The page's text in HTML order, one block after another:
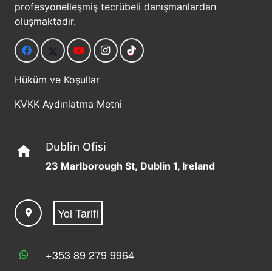
profesyonelleşmiş tecrübeli danışmanlardan
oluşmaktadır.
Hüküm ve Koşullar
KVKK Aydınlatma Metni
home Dublin Ofisi
23 Marlborough St, Dublin 1, Ireland
location_on Yol Tarifi
+353 89 279 9964